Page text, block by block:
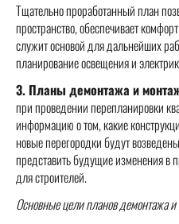
Тщательно проработанный план
пространство, обеспечивает
служит основой для дальнейших
планирование освещения и
3. Планы демонтажа и
при проведении перепланировки
информацию о том, какие
новые перегородки будут
представить будущие изменения в
для строителей.
Основные цели планов демонтажа